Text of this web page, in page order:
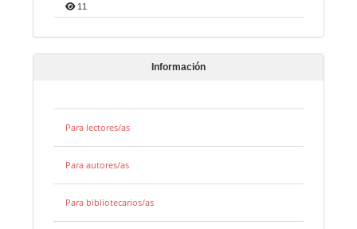
11
Información
Para lectores/as
Para autores/as
Para bibliotecarios/as